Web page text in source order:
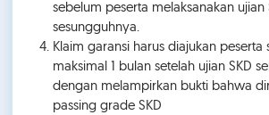
sebelum peserta melaksanakan ujian
sesungguhnya.
Klaim garansi harus diajukan peserta
maksimal 1 bulan setelah ujian SKD
dengan melampirkan bukti bahwa
passing grade SKD